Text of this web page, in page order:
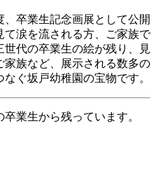
卒業生記念画展として公開
て涙を流される方、ご家族で
代の卒業生の絵が残り、見
家族など、展示される数多の
ぐ坂戸幼稚園の宝物です。
業生から残っています。